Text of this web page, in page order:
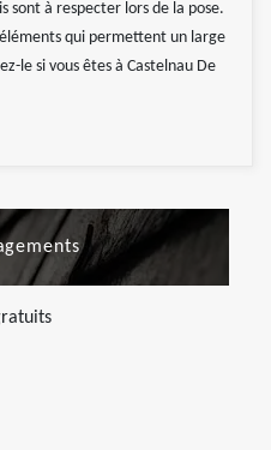
sont à respecter lors de la pose.
éléments qui permettent un large
le si vous êtes à Castelnau De